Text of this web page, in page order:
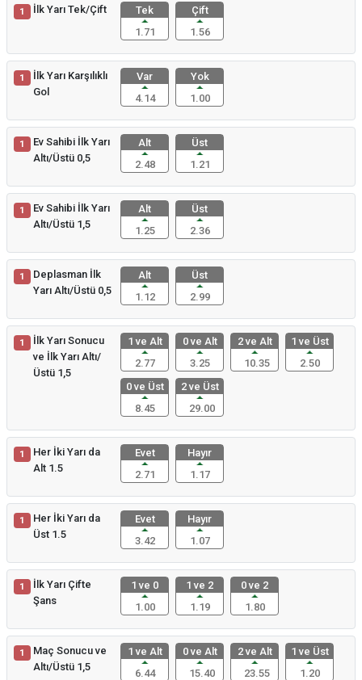
1 İlk Yarı Tek/Çift
Tek
1.71
Çift
1.56
1
İlk Yarı Karşılıklı
Gol
Var
4.14
Yok
1.00
1
Ev Sahibi İlk Yarı
Altı/Üstü 0,5
Alt
2.48
Üst
1.21
1
Ev Sahibi İlk Yarı
Altı/Üstü 1,5
Alt
1.25
Üst
2.36
1
Deplasman İlk
Yarı Altı/Üstü 0,5
Alt
1.12
Üst
2.99
1
İlk Yarı Sonucu
ve İlk Yarı Altı/
Üstü 1,5
1 ve Alt
2.77
0 ve Alt
3.25
2 ve Alt
10.35
1 ve Üst
2.50
0 ve Üst
8.45
2 ve Üst
29.00
1
Her İki Yarı da
Alt 1.5
Evet
2.71
Hayır
1.17
1
Her İki Yarı da
Üst 1.5
Evet
3.42
Hayır
1.07
1
İlk Yarı Çifte
Şans
1 ve 0
1.00
1 ve 2
1.19
0 ve 2
1.80
1
Maç Sonucu ve
Altı/Üstü 1,5
1 ve Alt
6.44
0 ve Alt
15.40
2 ve Alt
23.55
1 ve Üst
1.20